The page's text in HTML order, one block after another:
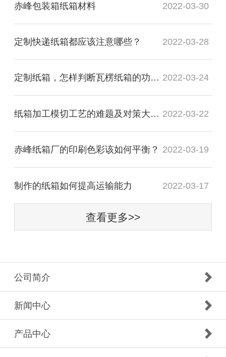
赤峰包装箱纸箱材料 2022-03-30
定制快递纸箱都应该注意哪些？ 2022-03-28
定制纸箱，怎样判断瓦楞纸箱的功能质量是否合格？ 2022-03-24
纸箱加工模切工艺的难题及对策大盘点 2022-03-22
赤峰纸箱厂的印刷色彩该如何平衡？ 2022-03-19
制作的纸箱如何提高运输能力 2022-03-17
查看更多>>
公司简介
新闻中心
产品中心